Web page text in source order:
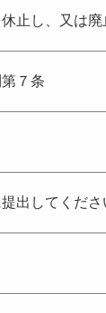
止し、又は
７条
出してくださ